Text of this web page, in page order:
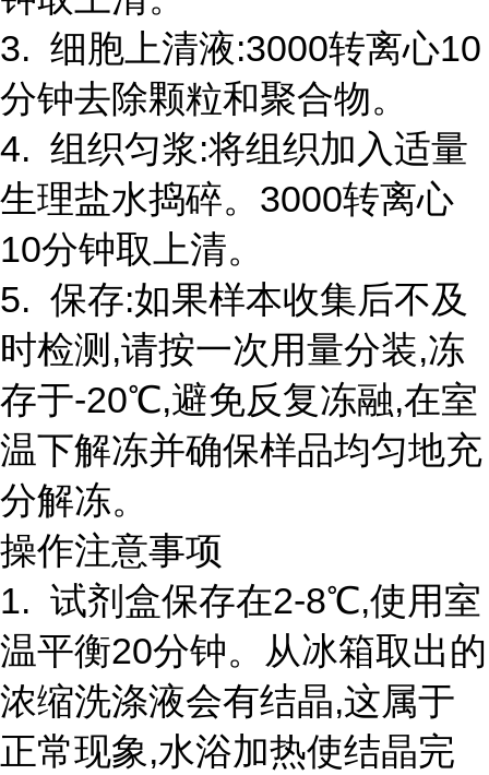
3. 细胞上清液:3000转离心10
分钟去除颗粒和聚合物。
4. 组织匀浆:将组织加入适量
生理盐水捣碎。3000转离心
10分钟取上清。
5. 保存:如果样本收集后不及
时检测,请按一次用量分装,冻
存于-20℃,避免反复冻融,在室
温下解冻并确保样品均匀地充
分解冻。
操作注意事项
1. 试剂盒保存在2-8℃,使用室
温平衡20分钟。从冰箱取出的
浓缩洗涤液会有结晶,这属于
正常现象,水浴加热使结晶完